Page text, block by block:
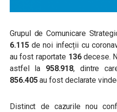
Grupul de Comunicare
6.115de noi infecții cu
au fost raportate 136decese.
astfel la 958.918, dintre
856.405au fost declarate
Distinct de cazurile nou